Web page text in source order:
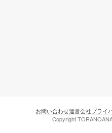
お問い合わせ運営会社プライ
Copyright